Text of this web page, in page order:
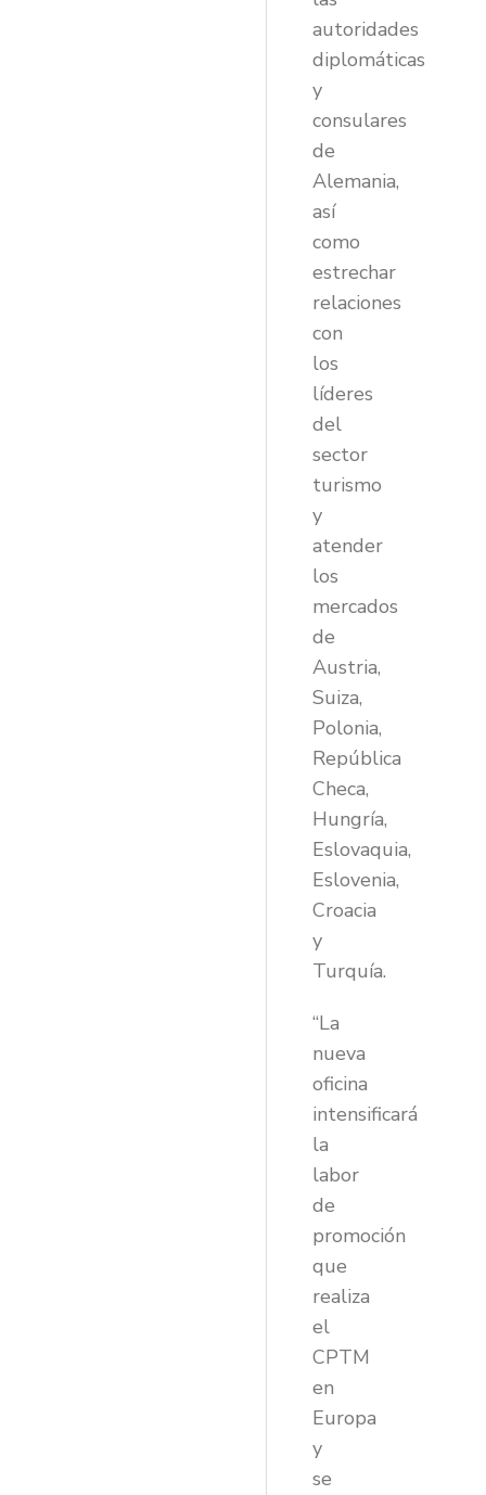
autoridades
diplomáticas
y
consulares
de
Alemania,
así
como
estrechar
relaciones
con
los
líderes
del
sector
turismo
y
atender
los
mercados
de
Austria,
Suiza,
Polonia,
República
Checa,
Hungría,
Eslovaquia,
Eslovenia,
Croacia
y
Turquía.
“La
nueva
oficina
intensificará
la
labor
de
promoción
que
realiza
el
CPTM
en
Europa
y
se